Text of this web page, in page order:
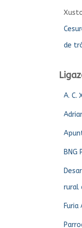
de
A. C.
BNG
rural